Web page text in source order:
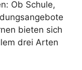
Ob Schule,
bieten sich
drei Arten